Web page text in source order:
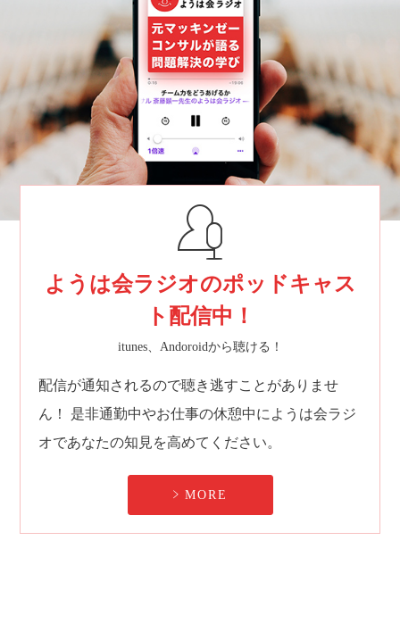
ようは会ラジオのポッドキャス
ト配信中！
itunes、Andoroidから聴ける！
配信が通知されるので聴き逃すことがありませ
ん！
是非通勤中やお仕事の休憩中にようは会ラジ
オであなたの知見を高めてください。
MORE